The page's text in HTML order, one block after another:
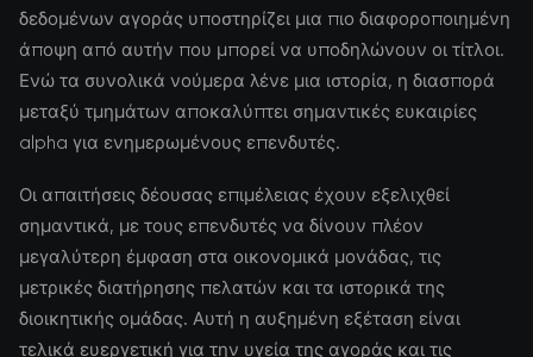
δεδομένων αγοράς υποστηρίζει μια πιο διαφοροποιημένη
άποψη από αυτήν που μπορεί να υποδηλώνουν οι τίτλοι.
Ενώ τα συνολικά νούμερα λένε μια ιστορία, η διασπορά
μεταξύ τμημάτων αποκαλύπτει σημαντικές ευκαιρίες
alpha για ενημερωμένους επενδυτές.
Οι απαιτήσεις δέουσας επιμέλειας έχουν εξελιχθεί
σημαντικά, με τους επενδυτές να δίνουν πλέον
μεγαλύτερη έμφαση στα οικονομικά μονάδας, τις
μετρικές διατήρησης πελατών και τα ιστορικά της
διοικητικής ομάδας. Αυτή η αυξημένη εξέταση είναι
τελικά ευεργετική για την υγεία της αγοράς και τις